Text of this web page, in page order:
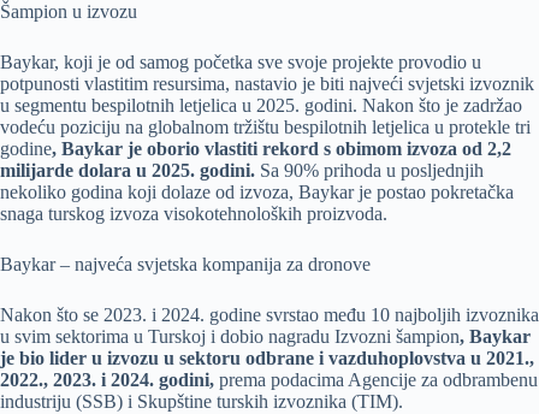
Šampion u izvozu
Baykar, koji je od samog početka sve svoje projekte provodio u
potpunosti vlastitim resursima, nastavio je biti najveći svjetski izvoznik
u segmentu bespilotnih letjelica u 2025. godini. Nakon što je zadržao
vodeću poziciju na globalnom tržištu bespilotnih letjelica u protekle tri
godine, Baykar je oborio vlastiti rekord s obimom izvoza od 2,2
milijarde dolara u 2025. godini. Sa 90% prihoda u posljednjih
nekoliko godina koji dolaze od izvoza, Baykar je postao pokretačka
snaga turskog izvoza visokotehnoloških proizvoda.
Baykar – najveća svjetska kompanija za dronove
Nakon što se 2023. i 2024. godine svrstao među 10 najboljih izvoznika
u svim sektorima u Turskoj i dobio nagradu Izvozni šampion, Baykar
je bio lider u izvozu u sektoru odbrane i vazduhoplovstva u 2021.,
2022., 2023. i 2024. godini, prema podacima Agencije za odbrambenu
industriju (SSB) i Skupštine turskih izvoznika (TIM).